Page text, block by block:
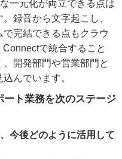
一元化が両立できる点は
録音から文字起こし、
完結できる点もクラウ
で統合すること
開発部門や営業部門と
んでいます。
ト業務を次のステージ
今後どのように活用して